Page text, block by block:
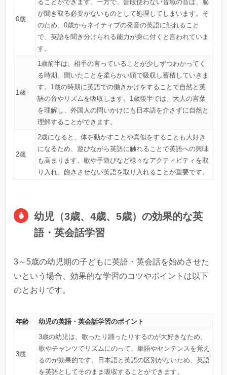
0歳
ることができます。一方で、普段使わない音域の音は、脳
が聞き取る必要がないものとして処理してしまいます。そ
のため、0歳からネイティブの発音の英語に触れること
で、英語を聞き分けられる能力が身に付くと言われていま
す。
1歳
1歳前半は、相手の言っていることが少しずつわかってく
る時期。聞いたことを柔らかい頭で吸収し蓄積していきま
す。1歳の時期に英語での働きかけをすることで自然と英
語の音やリズムを吸収します。1歳後半では、大人の言葉
を理解し、外国人の問いかけにも日本語を介さずに自然と
理解することができます。
2歳
2歳になると、体を動かすことや真似をすることも大好き
になるため、遊びながら英語に触れることで英語への興味
も高まります。歌や手遊びなど様々なアクティビティを取
り入れ、飽きさせない英語を取り入れることが重要です。
幼児（3歳、4歳、5歳）の効果的な英
語・英会話学習
3～5歳の幼児期の子どもに英語・英会話を始めさせた
いという場合、効果的な学習のコツやポイントは以下
のとおりです。
年齢 幼児の英語・英会話学習のポイント
3歳
3歳の幼児は、歌ったり踊ったりするのが大好きなため、
歌やチャンツでリズムにのって、単語やセンテンスを覚え
るのが効果的です。日本語と英語の区別がないため、英語
を英語としてそのまま吸収することができます。